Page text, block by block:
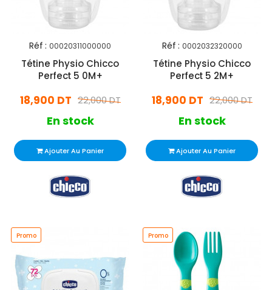
Réf : 00020311000000
Tétine Physio Chicco
Perfect 5 0M+
22,000 DT
18,900 DT
En stock
Ajouter Au Panier
Réf : 0002032320000
Tétine Physio Chicco
Perfect 5 2M+
22,000 DT
18,900 DT
En stock
Ajouter Au Panier
Promo Promo